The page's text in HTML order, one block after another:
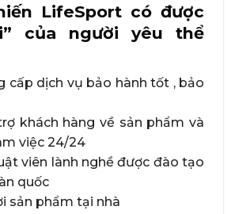
LifeSport có được
của người yêu thể
cấp dịch vụ bảo hành tốt , bảo
khách hàng về sản phẩm và
việc 24/24
viên lành nghề được đào tạo
quốc
sản phẩm tại nhà